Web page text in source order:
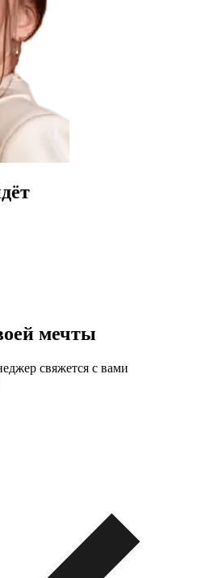
мечты
свяжется с вами